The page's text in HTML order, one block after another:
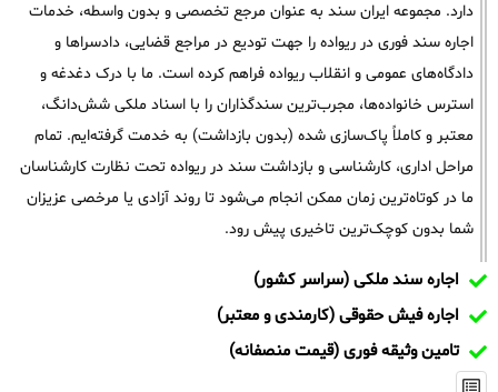
دارد. مجموعه ایران سند به عنوان مرجع تخصصی و بدون واسطه، خدمات
اجاره سند فوری در ریواده را جهت تودیع در مراجع قضایی، دادسراها و
دادگاه‌های عمومی و انقلاب ریواده فراهم کرده است. ما با درک دغدغه و
استرس خانواده‌ها، مجرب‌ترین سندگذاران را با اسناد ملکی شش‌دانگ،
معتبر و کاملاً پاک‌سازی شده (بدون بازداشت) به خدمت گرفته‌ایم. تمام
مراحل اداری، کارشناسی و بازداشت سند در ریواده تحت نظارت کارشناسان
ما در کوتاه‌ترین زمان ممکن انجام می‌شود تا روند آزادی یا مرخصی عزیزان
شما بدون کوچک‌ترین تاخیری پیش رود.
اجاره سند ملکی (سراسر کشور)
اجاره فیش حقوقی (کارمندی و معتبر)
تامین وثیقه فوری (قیمت منصفانه)